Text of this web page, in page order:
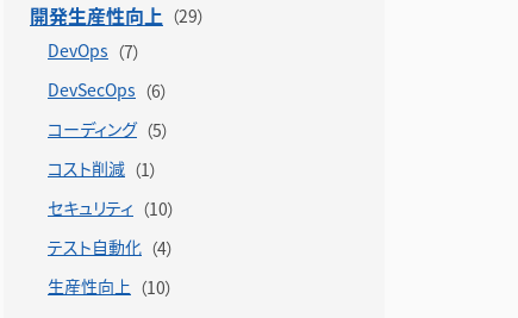
開発生産性向上
DevOps
DevSecOps
コーディング
コスト削減
セキュリティ
テスト自動化
生産性向上